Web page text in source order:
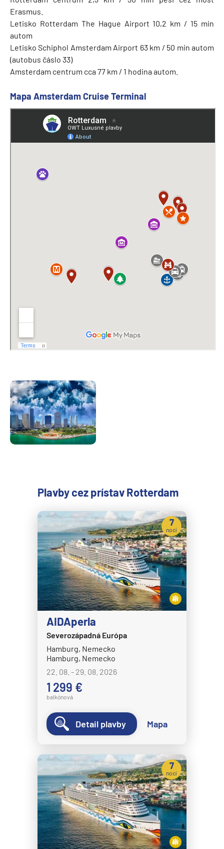
Erasmus.
Letisko Rotterdam The Hague Airport 10,2 km / 15 min
autom
Letisko Schiphol Amsterdam Airport 63 km / 50 min autom
(autobus čáslo 33)
Amsterdam centrum cca 77 km / 1 hodina autom.
Mapa Amsterdam Cruise Terminal
Plavby cez prístav Rotterdam
AIDAperla
Severozápadná Európa
Hamburg, Nemecko
Hamburg, Nemecko
22. 08. - 29. 08. 2026
1 299 €
balkónová
7
nocí
Detail plavby Mapa
7
nocí